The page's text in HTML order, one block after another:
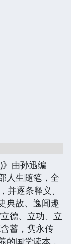
》由孙迅编
人生随笔，全
并逐条释义、
典故、逸闻趣
德、立功、立
蓄，隽永传
的国学读本，